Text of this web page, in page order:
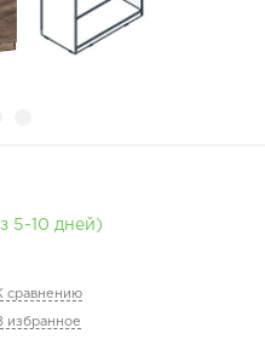
5-10 дней)
сравнению
избранное